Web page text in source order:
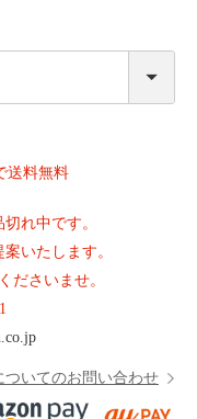
送料無料
れ中です。
いたします。
ださいませ。
ついてのお問い合わせ